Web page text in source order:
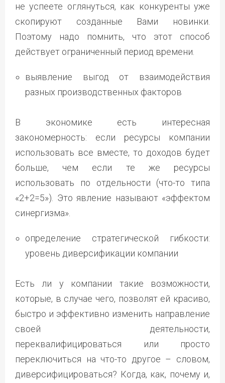
не успеете оглянуться, как конкуренты уже
скопируют созданные Вами новинки.
Поэтому надо помнить, что этот способ
действует ограниченный период времени.
выявление выгод от взаимодействия
разных производственных факторов
В экономике есть интересная
закономерность: если ресурсы компании
использовать все вместе, то доходов будет
больше, чем если те же ресурсы
использовать по отдельности (что-то типа
«2+2=5»). Это явление называют «эффектом
синергизма».
определение стратегической гибкости:
уровень диверсификации компании
Есть ли у компании такие возможности,
которые, в случае чего, позволят ей красиво,
быстро и эффективно изменить направление
своей деятельности,
переквалифицироваться или просто
переключиться на что-то другое – словом,
диверсифицироваться? Когда, как, почему и,